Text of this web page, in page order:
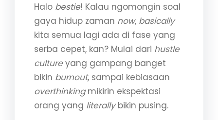
Halo bestie! Kalau ngomongin soal
gaya hidup zaman now, basically
kita semua lagi ada di fase yang
serba cepet, kan? Mulai dari hustle
cultureyang gampang banget
bikin burnout, sampai kebiasaan
overthinkingmikirin ekspektasi
orang yang literallybikin pusing.